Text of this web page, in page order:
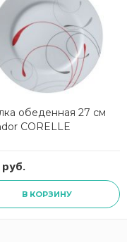
обеденная 27 см
CORELLE
руб.
В КОРЗИНУ